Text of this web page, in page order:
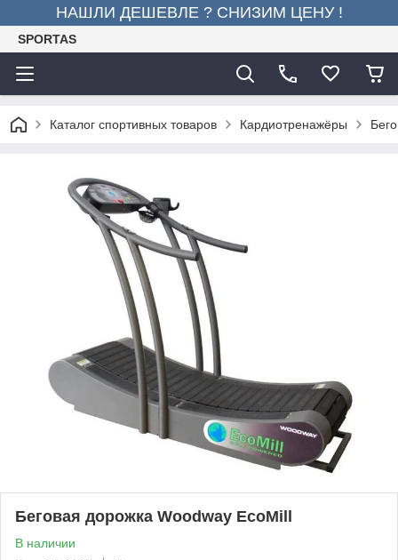
НАШЛИ ДЕШЕВЛЕ ? СНИЗИМ ЦЕНУ !
SPORTAS
Каталог спортивных товаров Кардиотренажёры
Беговая дорожка Woodway EcoMill
В наличии